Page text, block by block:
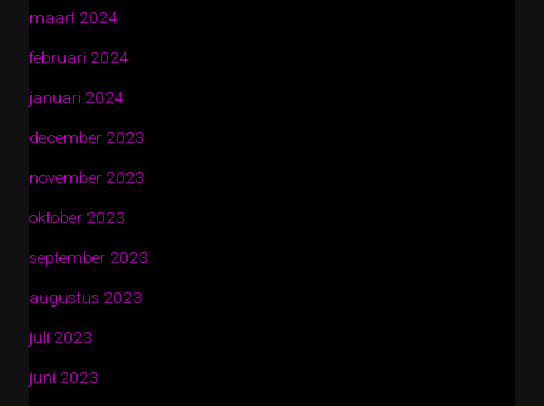
maart 2024
februari 2024
januari 2024
december 2023
november 2023
oktober 2023
september 2023
augustus 2023
juli 2023
juni 2023